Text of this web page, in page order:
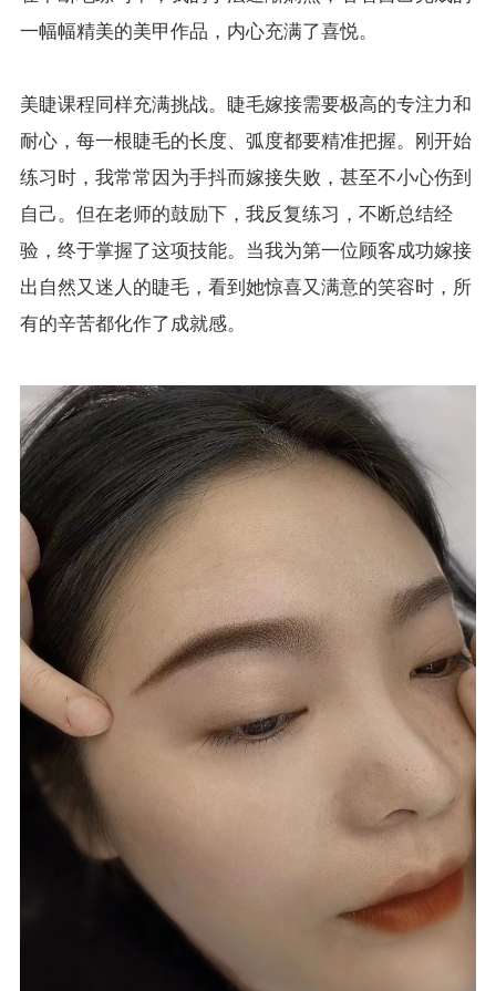
一幅幅精美的美甲作品，内心充满了喜悦。
美睫课程同样充满挑战。睫毛嫁接需要极高的专注力和
耐心，每一根睫毛的长度、弧度都要精准把握。刚开始
练习时，我常常因为手抖而嫁接失败，甚至不小心伤到
自己。但在老师的鼓励下，我反复练习，不断总结经
验，终于掌握了这项技能。当我为第一位顾客成功嫁接
出自然又迷人的睫毛，看到她惊喜又满意的笑容时，所
有的辛苦都化作了成就感。